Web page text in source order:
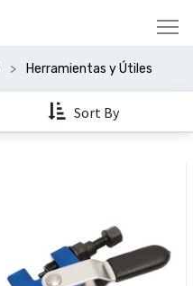
Herramientas y Útiles
Sort By